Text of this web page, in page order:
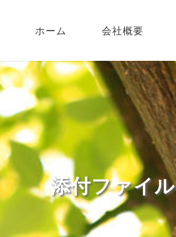
ホーム 会社概要
添付ファイル